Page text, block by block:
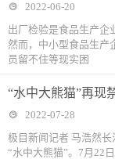
2022-06-20
出厂检验是食品生产企
然而，中小型食品生产
员留不住等现实困
“水中大熊猫”再现
2022-07-28
极目新闻记者 马浩然
“水中大熊猫”。7月22